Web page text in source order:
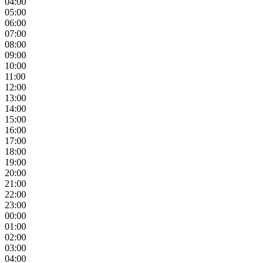
05:00
06:00
07:00
08:00
09:00
10:00
11:00
12:00
13:00
14:00
15:00
16:00
17:00
18:00
19:00
20:00
21:00
22:00
23:00
00:00
01:00
02:00
03:00
04:00